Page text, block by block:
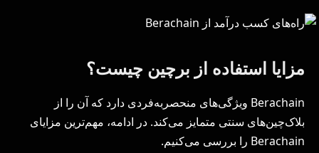
مزایا استفاده از برچین چیست؟
Berachain ویژگی‌های منحصربه‌فردی دارد که آن را از
بلاک‌چین‌های سنتی متمایز می‌کند. در ادامه، مهم‌ترین مزایای
Berachain را بررسی می‌کنیم.